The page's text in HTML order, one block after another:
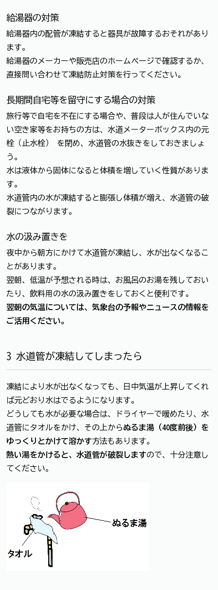
給湯器の対策
給湯器内の配管が凍結すると器具が故障するおそれがあり
ます。
給湯器のメーカーや販売店のホームページで確認するか、
直接問い合わせて凍結防止対策を行ってください。
長期間自宅等を留守にする場合の対策
旅行等で自宅を不在にする場合や、普段は人が住んでいな
い空き家等をお持ちの方は、水道メーターボックス内の元
栓（止水栓） を閉め、水道管の水抜きをしておきましょ
う。
水は液体から固体になると体積を増していく性質がありま
す。
水道管内の水が凍結すると膨張し体積が増え、水道管の破
裂につながります。
水の汲み置きを
夜中から朝方にかけて水道管が凍結し、水が出なくなるこ
とがあります。
翌朝、低温が予想される時は、お風呂のお湯を残しておい
たり、飲料用の水の汲み置きをしておくと便利です。
翌朝の気温については、気象台の予報やニュースの情報を
ご活用ください。
3 水道管が凍結してしまったら
凍結により水が出なくなっても、日中気温が上昇してくれ
ば元どおり水はでるようになります。
どうしても水が必要な場合は、ドライヤーで暖めたり、水
道管にタオルをかけ、その上からぬるま湯（40度前後）を
ゆっくりとかけて溶かす方法もあります。
熱い湯をかけると、水道管が破裂しますので、十分注意し
てください。